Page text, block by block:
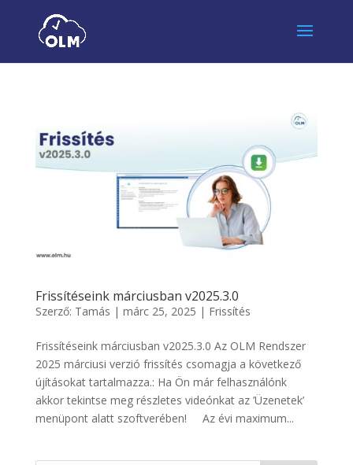
Frissítéseink márciusban v2025.3.0
Szerző: Tamás | márc 25, 2025 | Frissítés
Frissítéseink márciusban v2025.3.0 Az OLM Rendszer
2025 márciusi verzió frissítés csomagja a következő
újításokat tartalmazza.: Ha Ön már felhasználónk
akkor tekintse meg részletes videónkat az ’Üzenetek’
menüpont alatt szoftverében! Az évi maximum...